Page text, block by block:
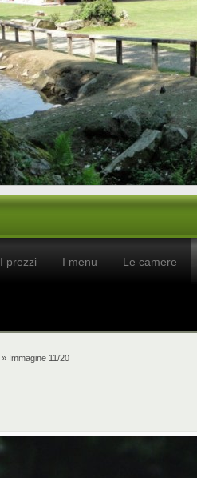
I prezzi I menu Le camere
» Immagine 11/20